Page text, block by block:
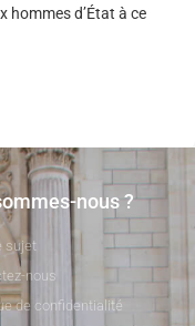
hommes d’État à ce
nous ?
sujet
nous
de confidentialité